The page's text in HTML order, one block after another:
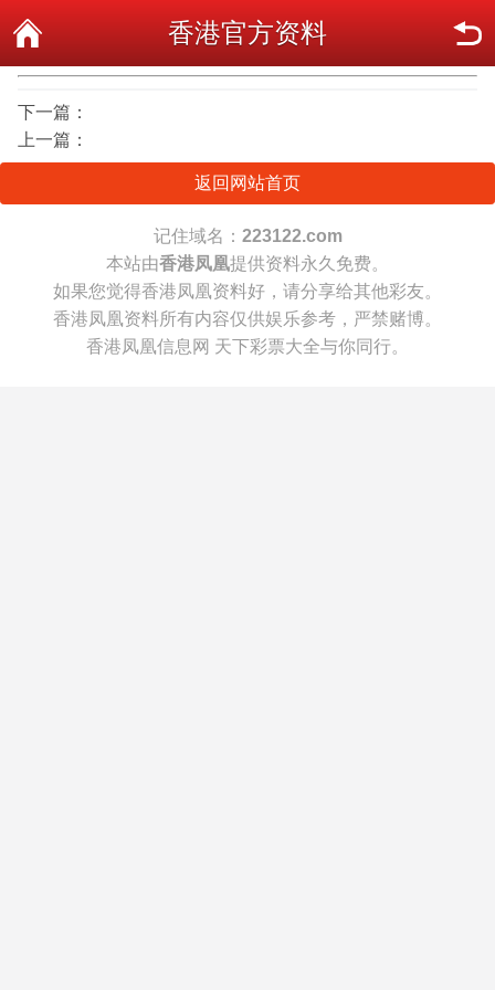
香港官方资料
下一篇：
上一篇：
返回网站首页
记住域名： 223122.com
本站由香港凤凰提供资料永久免费。
如果您觉得香港凤凰资料好，请分享给其他彩友。
香港凤凰资料所有内容仅供娱乐参考，严禁赌博。
香港凤凰信息网 天下彩票大全与你同行。